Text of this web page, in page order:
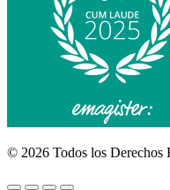
© 2026 Todos los